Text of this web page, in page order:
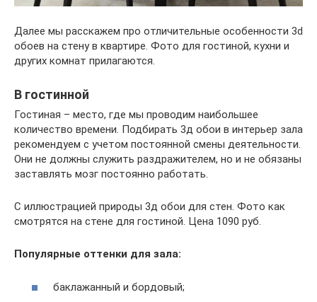
Далее мы расскажем про отличительные особенности 3d
обоев на стену в квартире. Фото для гостиной, кухни и
других комнат прилагаются.
В гостинной
Гостиная – место, где мы проводим наибольшее
количество времени. Подбирать 3д обои в интерьер зала
рекомендуем с учетом постоянной смены деятельности.
Они не должны служить раздражителем, но и не обязаны
заставлять мозг постоянно работать.
С иллюстрацией природы 3д обои для стен. Фото как
смотрятся на стене для гостиной. Цена 1090 руб.
Популярные оттенки для зала:
баклажанный и бордовый;